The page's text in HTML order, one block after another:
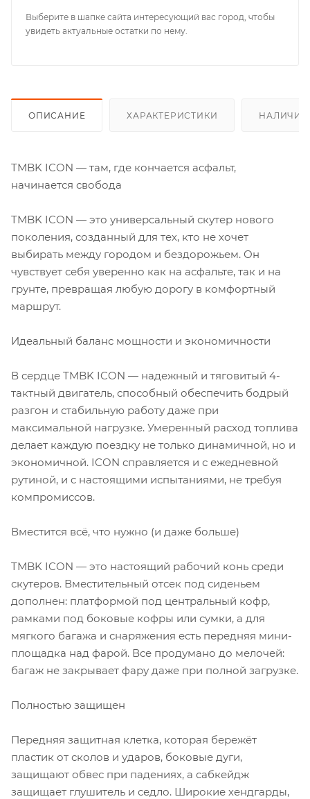
Выберите в шапке сайта интересующий вас город, чтобы
увидеть актуальные остатки по нему.
ОПИСАНИЕ ХАРАКТЕРИСТИКИ НАЛИЧИЕ
TMBK ICON — там, где кончается асфальт,
начинается свобода
TMBK ICON — это универсальный скутер нового
поколения, созданный для тех, кто не хочет
выбирать между городом и бездорожьем. Он
чувствует себя уверенно как на асфальте, так и на
грунте, превращая любую дорогу в комфортный
маршрут.
Идеальный баланс мощности и экономичности
В сердце TMBK ICON — надежный и тяговитый 4-
тактный двигатель, способный обеспечить бодрый
разгон и стабильную работу даже при
максимальной нагрузке. Умеренный расход топлива
делает каждую поездку не только динамичной, но и
экономичной. ICON справляется и с ежедневной
рутиной, и с настоящими испытаниями, не требуя
компромиссов.
Вместится всё, что нужно (и даже больше)
TMBK ICON — это настоящий рабочий конь среди
скутеров. Вместительный отсек под сиденьем
дополнен: платформой под центральный кофр,
рамками под боковые кофры или сумки, а для
мягкого багажа и снаряжения есть передняя мини-
площадка над фарой. Все продумано до мелочей:
багаж не закрывает фару даже при полной загрузке.
Полностью защищен
Передняя защитная клетка, которая бережёт
пластик от сколов и ударов, боковые дуги,
защищают обвес при падениях, а сабкейдж
защищает глушитель и седло. Широкие хендгарды,